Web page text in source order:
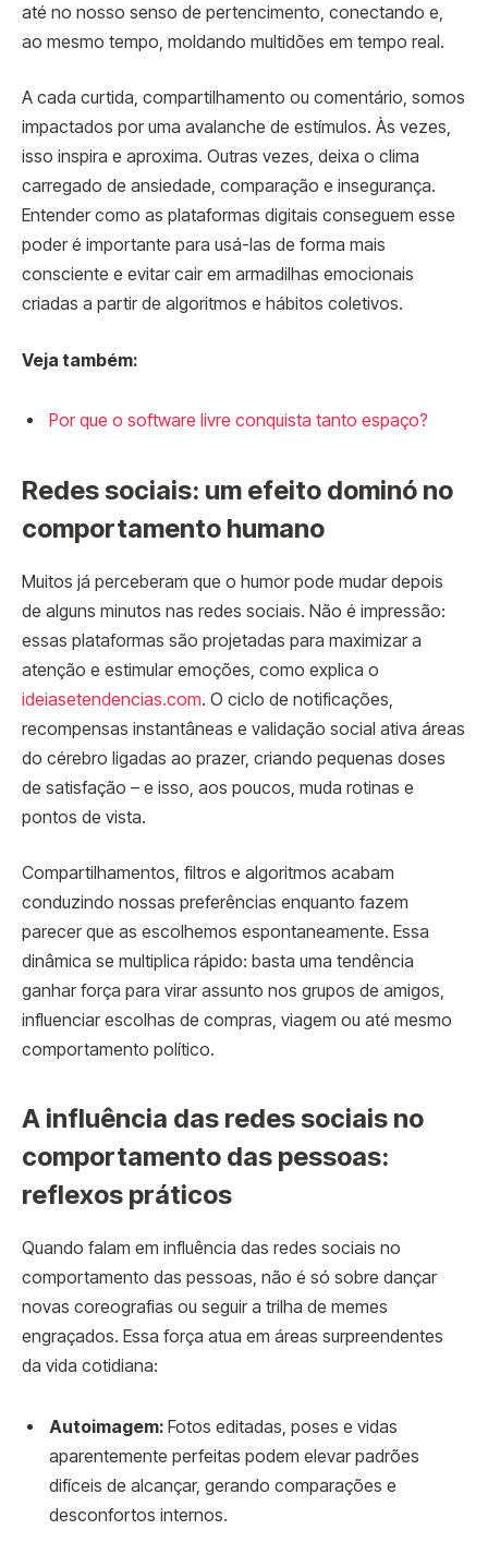
até no nosso senso de pertencimento, conectando e,
ao mesmo tempo, moldando multidões em tempo real.
A cada curtida, compartilhamento ou comentário, somos
impactados por uma avalanche de estímulos. Às vezes,
isso inspira e aproxima. Outras vezes, deixa o clima
carregado de ansiedade, comparação e insegurança.
Entender como as plataformas digitais conseguem esse
poder é importante para usá-las de forma mais
consciente e evitar cair em armadilhas emocionais
criadas a partir de algoritmos e hábitos coletivos.
Veja também:
Por que o software livre conquista tanto espaço?
Redes sociais: um efeito dominó no
comportamento humano
Muitos já perceberam que o humor pode mudar depois
de alguns minutos nas redes sociais. Não é impressão:
essas plataformas são projetadas para maximizar a
atenção e estimular emoções, como explica o
ideiasetendencias.com. O ciclo de notificações,
recompensas instantâneas e validação social ativa áreas
do cérebro ligadas ao prazer, criando pequenas doses
de satisfação – e isso, aos poucos, muda rotinas e
pontos de vista.
Compartilhamentos, filtros e algoritmos acabam
conduzindo nossas preferências enquanto fazem
parecer que as escolhemos espontaneamente. Essa
dinâmica se multiplica rápido: basta uma tendência
ganhar força para virar assunto nos grupos de amigos,
influenciar escolhas de compras, viagem ou até mesmo
comportamento político.
A influência das redes sociais no
comportamento das pessoas:
reflexos práticos
Quando falam em influência das redes sociais no
comportamento das pessoas, não é só sobre dançar
novas coreografias ou seguir a trilha de memes
engraçados. Essa força atua em áreas surpreendentes
da vida cotidiana:
Autoimagem: Fotos editadas, poses e vidas
aparentemente perfeitas podem elevar padrões
difíceis de alcançar, gerando comparações e
desconfortos internos.